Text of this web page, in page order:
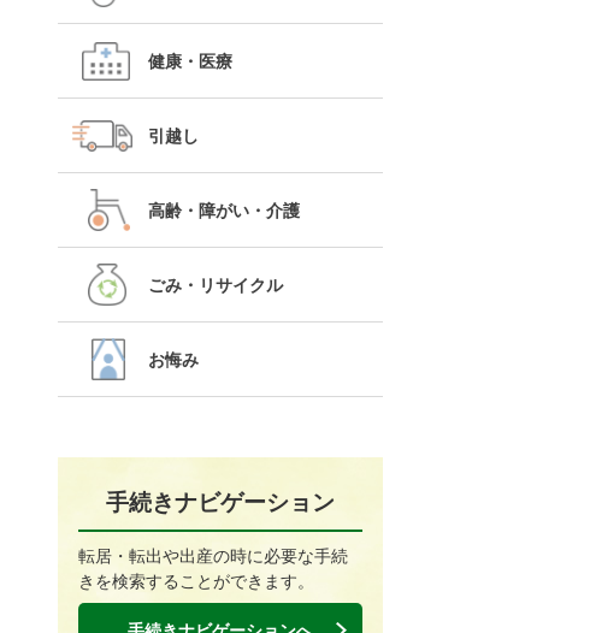
健康・医療
引越し
高齢・障がい・介護
ごみ・リサイクル
お悔み
手続きナビゲーション
転居・転出や出産の時に必要な手続
きを検索することができます。